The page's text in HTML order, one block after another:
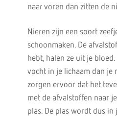
naar voren dan zitten de
Nieren zijn een soort
schoonmaken. De
hebt, halen ze uit je
vocht in je lichaam dan je
zorgen ervoor dat het
met de afvalstoffen naar
plas. De plas wordt dus in